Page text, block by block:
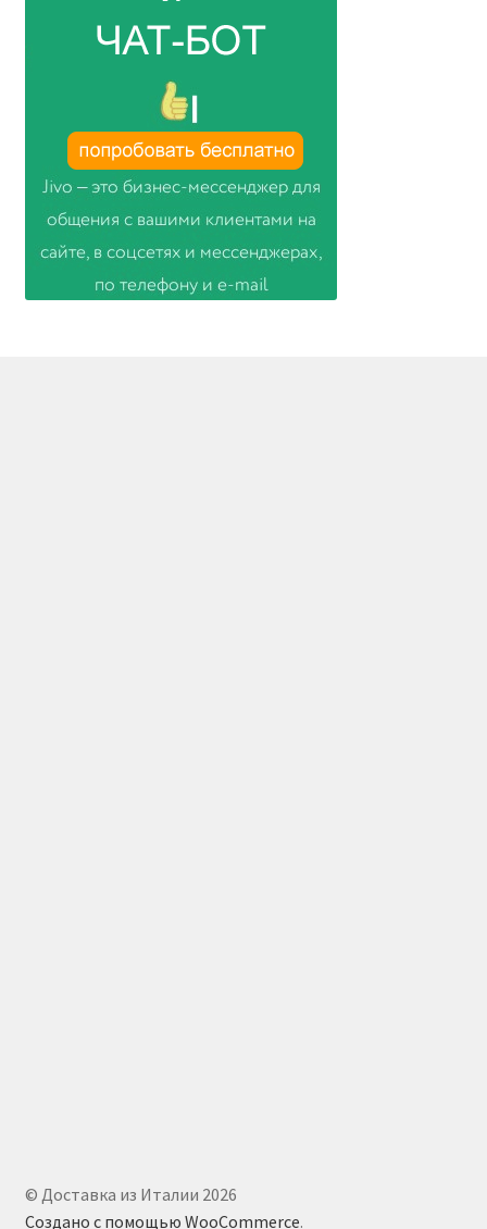
© Доставка из Италии 2026
Создано с помощью WooCommerce.